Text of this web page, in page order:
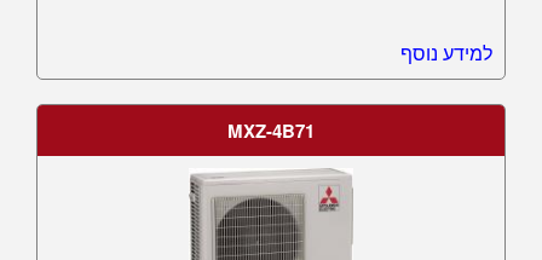
למידע נוסף
MXZ-4B71